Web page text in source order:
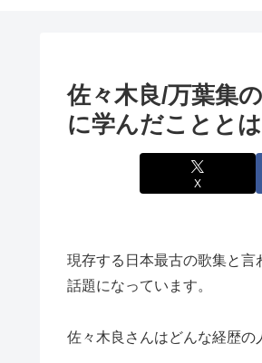
佐々木良/万葉集
に学んだこととは
X
現存する日本最古の歌集と
話題になっています。
佐々木良さんはどんな経歴の